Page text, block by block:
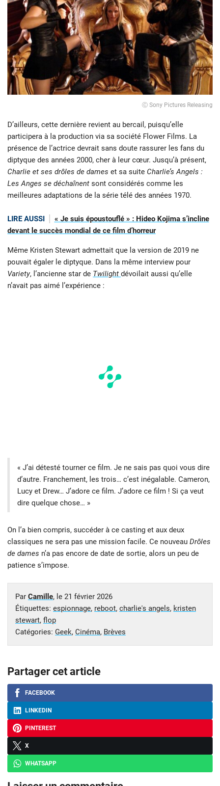
Ⓒ Sony Pictures Releasing
D’ailleurs, cette dernière revient au bercail, puisqu’elle
participera à la production via sa société Flower Films. La
présence de l’actrice devrait sans doute rassurer les fans du
diptyque des années 2000, cher à leur cœur. Jusqu’à présent,
Charlie et ses drôles de dames et sa suite Charlie’s Angels :
Les Anges se déchaînent sont considérés comme les
meilleures adaptations de la série télé des années 1970.
LIRE AUSSI
« Je suis époustouflé » : Hideo Kojima s’incline
devant le succès mondial de ce film d’horreur
Même Kristen Stewart admettait que la version de 2019 ne
pouvait égaler le diptyque. Dans la même interview pour
Variety, l’ancienne star de Twilight dévoilait aussi qu’elle
n’avait pas aimé l’expérience :
« J’ai détesté tourner ce film. Je ne sais pas quoi vous dire
d’autre. Franchement, les trois… c’est inégalable. Cameron,
Lucy et Drew… J’adore ce film. J’adore ce film ! Si ça veut
dire quelque chose… »
On l’a bien compris, succéder à ce casting et aux deux
classiques ne sera pas une mission facile. Ce nouveau Drôles
de dames n’a pas encore de date de sortie, alors un peu de
patience s’impose.
Par Camille, le 21 février 2026
Étiquettes: espionnage, reboot, charlie's angels, kristen
stewart, flop
Catégories: Geek, Cinéma, Brèves
Partager cet article
FACEBOOK
LINKEDIN
PINTEREST
X
WHATSAPP